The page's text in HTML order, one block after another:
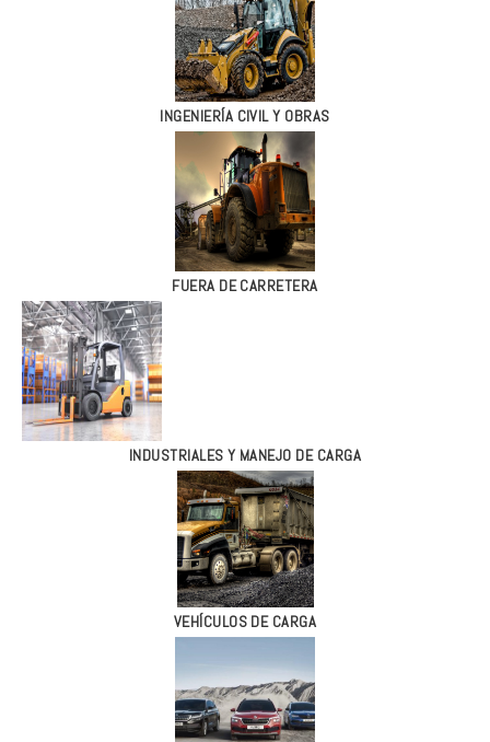
INGENIERÍA CIVIL Y OBRAS
FUERA DE CARRETERA
INDUSTRIALES Y MANEJO DE CARGA
VEHÍCULOS DE CARGA